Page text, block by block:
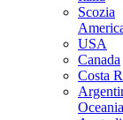
Scozia
USA
Canada
Costa
Oceania